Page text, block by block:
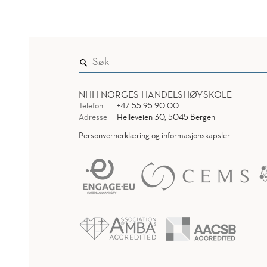
NHH NORGES HANDELSHØYSKOLE
Telefon
+47 55 95 90 00
Adresse
Helleveien 30, 5045 Bergen
Personvernerklæring og informasjonskapsler